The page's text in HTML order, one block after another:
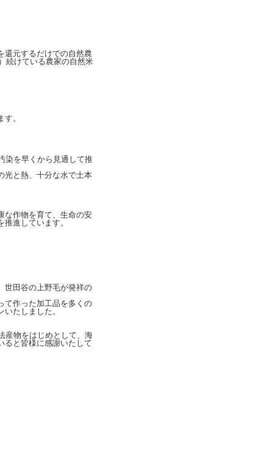
還元するだけでの自然農
続けている農家の自然米
。
染を早くから見通して推
光と熱、十分な水で土本
な作物を育て、生命の安
進しています。
世田谷の上野毛が発祥の
て作った加工品を多くの
たしました。
産物をはじめとして、海
ると皆様に感謝いたして